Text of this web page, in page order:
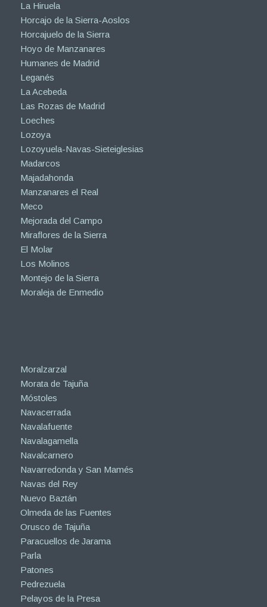
La Hiruela
Horcajo de la Sierra-Aoslos
Horcajuelo de la Sierra
Hoyo de Manzanares
Humanes de Madrid
Leganés
La Acebeda
Las Rozas de Madrid
Loeches
Lozoya
Lozoyuela-Navas-Sieteiglesias
Madarcos
Majadahonda
Manzanares el Real
Meco
Mejorada del Campo
Miraflores de la Sierra
El Molar
Los Molinos
Montejo de la Sierra
Moraleja de Enmedio
Moralzarzal
Morata de Tajuña
Móstoles
Navacerrada
Navalafuente
Navalagamella
Navalcarnero
Navarredonda y San Mamés
Navas del Rey
Nuevo Baztán
Olmeda de las Fuentes
Orusco de Tajuña
Paracuellos de Jarama
Parla
Patones
Pedrezuela
Pelayos de la Presa